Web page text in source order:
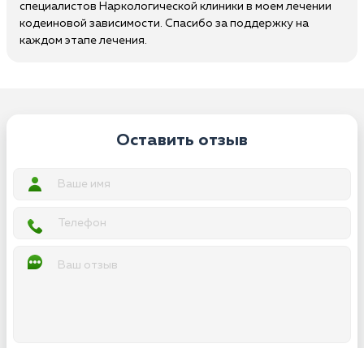
специалистов Наркологической клиники в моем лечении
кодеиновой зависимости. Спасибо за поддержку на
каждом этапе лечения.
Оставить отзыв